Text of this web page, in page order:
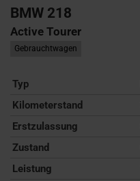
BMW 218
Active Tourer
Gebrauchtwagen
Typ
Kilometerstand
Erstzulassung
Zustand
Leistung